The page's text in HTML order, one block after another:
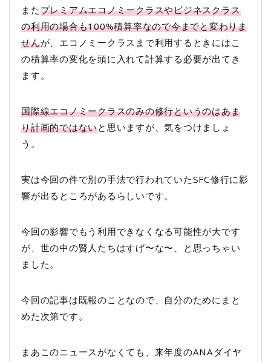
またプレミアムエコノミークラスやビジネスクラス
の利用の場合も100%積算率なので今までと変わりま
せんが、エコノミークラスまで利用するときにはこ
の積算率の変化を頭に入れて計算する必要が出てき
ます。
国際線エコノミークラスのみの修行というのはあま
り計画的ではないと思いますが、気をつけましょ
う。
実は今回の件で別の手法で行われていたSFC修行に影
響が出るところがあるらしいです。
今回の影響でもう利用できなくなる可能性が大です
が、世の中の賢人たちはすげ〜な〜、と思っちゃい
ました。
今回の記事は既報のことなので、自分のためにまと
めた次第です。
まあこのニュースがなくても、来年度のANAダイヤ